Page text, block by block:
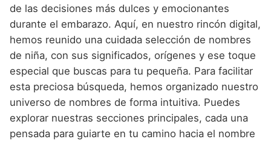
Nombres de Niña que empiezan por D
Nombres de Niña que empiezan por E
Nombres de Niña que empiezan por F
Nombres de Niña que empiezan por G
Nombres de Niña que empiezan por H
Nombres de Niña que empiezan por I
Nombres de Niña Egipcios
Nombres de Niña Griegos
Nombres de Niña Mitológicos
Nombres de Niña Romanos
Nombres de Niña Vikingos
Nombres de Niña Americanos
Nombres de Niña Chinos
Nombres de Niña Franceses
Nombres de Niña Hispanoamericanos
Nombres de Niña Ingleses
Nombres de Niña Italianos
Nombres de Niña Andaluces
Nombres de Niña Aragoneses
Nombres de Niña Asturianos
Nombres de Niña Baleares
Nombres de Niña Canarios
Nombres de Niña Cantabros
Buscar
de las decisiones más dulces y emocionantes
durante el embarazo. Aquí, en nuestro rincón digital,
hemos reunido una cuidada selección de nombres
de niña, con sus significados, orígenes y ese toque
especial que buscas para tu pequeña. Para facilitar
esta preciosa búsqueda, hemos organizado nuestro
universo de nombres de forma intuitiva. Puedes
explorar nuestras secciones principales, cada una
pensada para guiarte en tu camino hacia el nombre